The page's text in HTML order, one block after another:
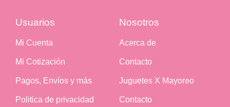
Usuarios
Mi Cuenta
Mi Cotización
Pagos, Envíos y más
Politica de privacidad
Nosotros
Acerca de
Contacto
Juguetes X Mayoreo
Contacto